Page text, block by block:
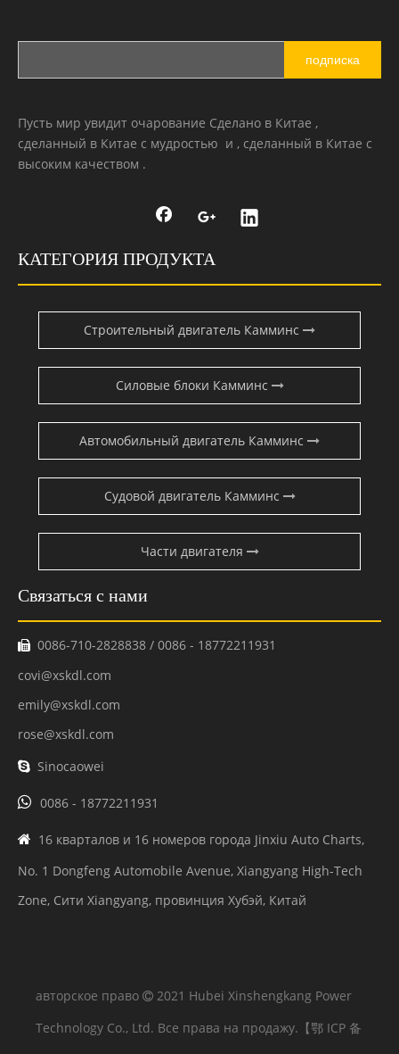
подписка
Пусть мир увидит очарование Сделано в Китае ,
сделанный в Китае с мудростью и , сделанный в Китае с
высоким качеством .
КАТЕГОРИЯ ПРОДУКТА
Строительный двигатель Камминс
Силовые блоки Камминс
Автомобильный двигатель Камминс
Судовой двигатель Камминс
Части двигателя
Связаться с нами
 0086-710-2828838 / 0086 - 18772211931
covi@xskdl.com
emily@xskdl.com
rose@xskdl.com
 Sinocaowei
 0086 - 18772211931
 16 кварталов и 16 номеров города Jinxiu Auto Charts,
No. 1 Dongfeng Automobile Avenue, Xiangyang High-Tech
Zone, Сити Xiangyang, провинция Хубэй, Китай
авторское право  2021 Hubei Xinshengkang Power
Technology Co., Ltd. Все права на продажу. 【鄂 ICP 备